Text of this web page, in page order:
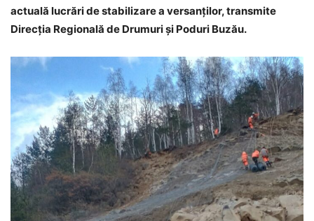
actuală lucrări de stabilizare a versanților, transmite
Direcția Regională de Drumuri și Poduri Buzău.